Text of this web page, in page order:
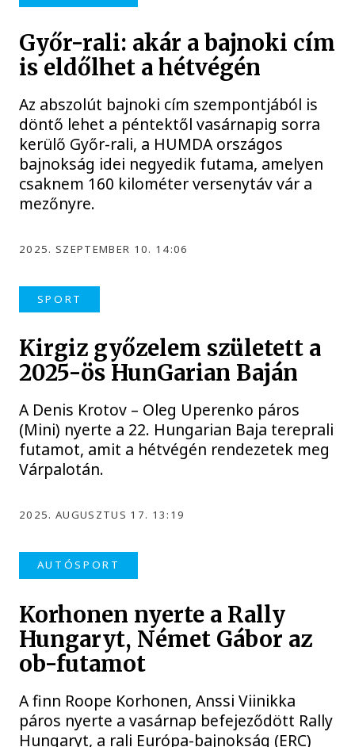
Győr-rali: akár a bajnoki cím
is eldőlhet a hétvégén
Az abszolút bajnoki cím szempontjából is
döntő lehet a péntektől vasárnapig sorra
kerülő Győr-rali, a HUMDA országos
bajnokság idei negyedik futama, amelyen
csaknem 160 kilométer versenytáv vár a
mezőnyre.
2025. SZEPTEMBER 10. 14:06
SPORT
Kirgiz győzelem született a
2025-ös HunGarian Baján
A Denis Krotov – Oleg Uperenko páros
(Mini) nyerte a 22. Hungarian Baja tereprali
futamot, amit a hétvégén rendezetek meg
Várpalotán.
2025. AUGUSZTUS 17. 13:19
AUTÓSPORT
Korhonen nyerte a Rally
Hungaryt, Német Gábor az
ob-futamot
A finn Roope Korhonen, Anssi Viinikka
páros nyerte a vasárnap befejeződött Rally
Hungaryt, a rali Európa-bajnokság (ERC)